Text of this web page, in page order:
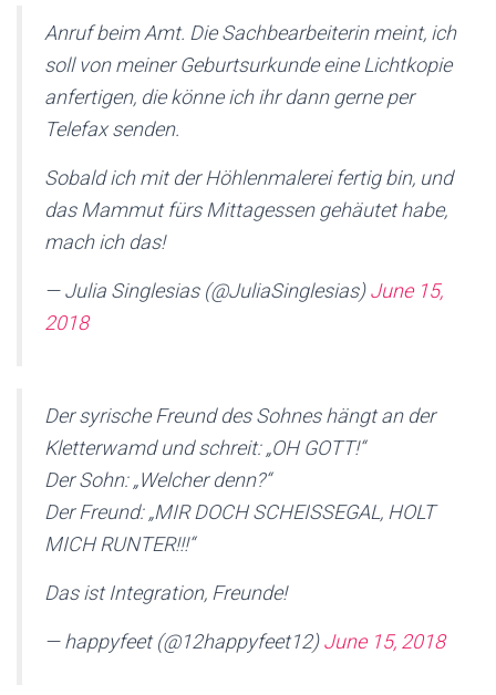
Anruf beim Amt. Die Sachbearbeiterin meint, ich
soll von meiner Geburtsurkunde eine Lichtkopie
anfertigen, die könne ich ihr dann gerne per
Telefax senden.
Sobald ich mit der Höhlenmalerei fertig bin, und
das Mammut fürs Mittagessen gehäutet habe,
mach ich das!
— Julia Singlesias (@JuliaSinglesias)June 15,
2018
Der syrische Freund des Sohnes hängt an der
Kletterwamd und schreit: „OH GOTT!“
Der Sohn: „Welcher denn?“
Der Freund: „MIR DOCH SCHEISSEGAL, HOLT
MICH RUNTER!!!“
Das ist Integration, Freunde!
— happyfeet (@12happyfeet12)June 15, 2018